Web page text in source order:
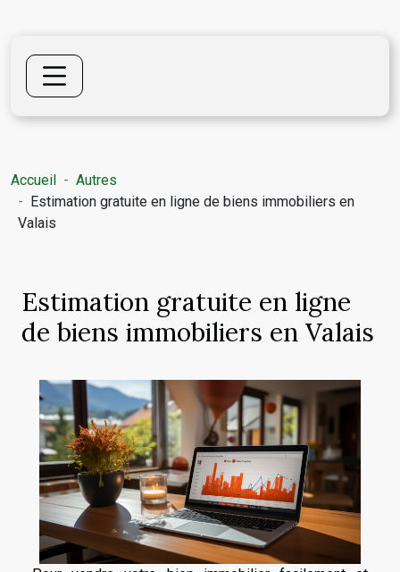
Accueil
Autres
Estimation gratuite en ligne de biens immobiliers en
Valais
Estimation gratuite en ligne
de biens immobiliers en Valais